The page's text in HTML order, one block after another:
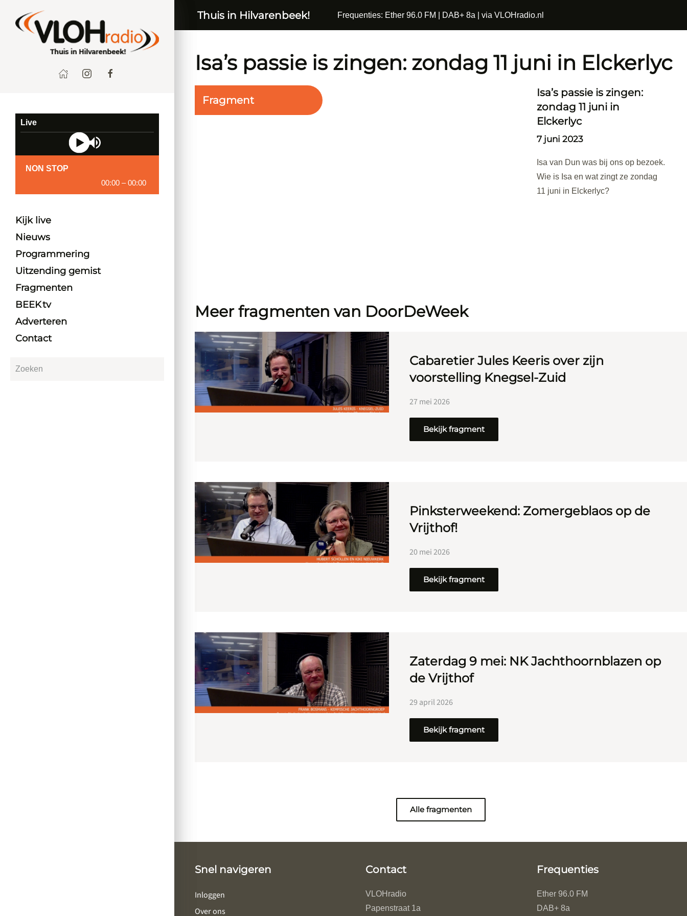
Live
NON STOP
00:00–00:00
Kijk live
Nieuws
Programmering
Uitzending gemist
Fragmenten
BEEK tv
Adverteren
Contact
Thuis in Hilvarenbeek! Frequenties: Ether 96.0 FM | DAB+ 8a | via VLOHradio.nl
Isa’s passie is zingen: zondag 11 juni in Elckerlyc
Fragment
Isa’s passie is zingen:
zondag 11 juni in
Elckerlyc
7 juni 2023
Isa van Dun was bij ons op bezoek.
Wie is Isa en wat zingt ze zondag
11 juni in Elckerlyc?
Meer fragmenten van DoorDeWeek
Cabaretier Jules Keeris over zijn
voorstelling Knegsel-Zuid
27 mei 2026
Bekijk fragment
Pinksterweekend: Zomergeblaos op de
Vrijthof!
20 mei 2026
Bekijk fragment
Zaterdag 9 mei: NK Jachthoornblazen op
de Vrijthof
29 april 2026
Bekijk fragment
Alle fragmenten
Snel navigeren
Inloggen
Over ons
Contact
VLOHradio
Papenstraat 1a
Frequenties
Ether 96.0 FM
DAB+ 8a